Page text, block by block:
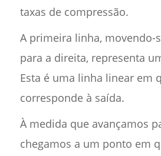
taxas de compressão.
A primeira linha, movendo-
para a direita, representa
Esta é uma linha linear em
corresponde à saída.
À medida que avançamos
chegamos a um ponto em